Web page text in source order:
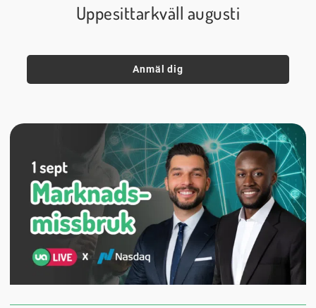
Uppesittarkväll augusti
Anmäl dig
1 september
18:00
Digitalt